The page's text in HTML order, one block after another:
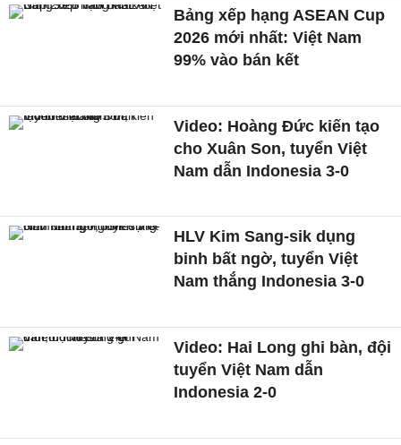
Bảng xếp hạng ASEAN Cup
2026 mới nhất: Việt Nam
99% vào bán kết
Video: Hoàng Đức kiến tạo
cho Xuân Son, tuyển Việt
Nam dẫn Indonesia 3-0
HLV Kim Sang-sik dụng
binh bất ngờ, tuyển Việt
Nam thắng Indonesia 3-0
Video: Hai Long ghi bàn, đội
tuyển Việt Nam dẫn
Indonesia 2-0